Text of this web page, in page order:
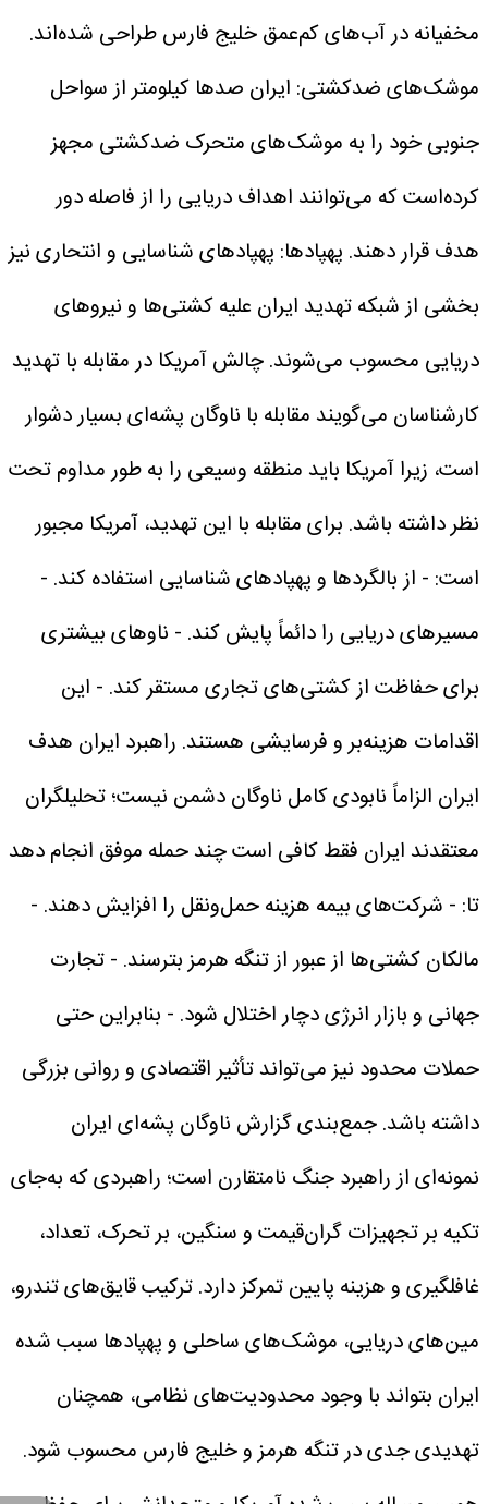
مخفیانه در آب‌های کم‌عمق خلیج فارس طراحی شده‌اند.
موشک‌های ضدکشتی: ایران صدها کیلومتر از سواحل
جنوبی خود را به موشک‌های متحرک ضدکشتی مجهز
کرده‌است که می‌توانند اهداف دریایی را از فاصله دور
هدف قرار دهند. پهپادها: پهپادهای شناسایی و انتحاری نیز
بخشی از شبکه تهدید ایران علیه کشتی‌ها و نیروهای
دریایی محسوب می‌شوند.چالش آمریکا در مقابله با تهدید
کارشناسان می‌گویند مقابله با ناوگان پشه‌ای بسیار دشوار
است، زیرا آمریکا باید منطقه وسیعی را به طور مداوم تحت
نظر داشته باشد. برای مقابله با این تهدید، آمریکا مجبور
است: - از بالگردها و پهپادهای شناسایی استفاده کند. -
مسیرهای دریایی را دائماً پایش کند. - ناوهای بیشتری
برای حفاظت از کشتی‌های تجاری مستقر کند. - این
اقدامات هزینه‌بر و فرسایشی هستند. راهبرد ایران هدف
ایران الزاماً نابودی کامل ناوگان دشمن نیست؛ تحلیلگران
معتقدند ایران فقط کافی است چند حمله موفق انجام دهد
تا: - شرکت‌های بیمه هزینه حمل‌ونقل را افزایش دهند. -
مالکان کشتی‌ها از عبور از تنگه هرمز بترسند. - تجارت
جهانی و بازار انرژی دچار اختلال شود. - بنابراین حتی
حملات محدود نیز می‌تواند تأثیر اقتصادی و روانی بزرگی
داشته باشد.جمع‌بندی گزارش ناوگان پشه‌ای ایران
نمونه‌ای از راهبرد جنگ نامتقارن است؛ راهبردی که به‌جای
تکیه بر تجهیزات گران‌قیمت و سنگین، بر تحرک، تعداد،
غافلگیری و هزینه پایین تمرکز دارد.ترکیب قایق‌های تندرو،
مین‌های دریایی، موشک‌های ساحلی و پهپادها سبب شده
ایران بتواند با وجود محدودیت‌های نظامی، همچنان
تهدیدی جدی در تنگه هرمز و خلیج فارس محسوب شود.